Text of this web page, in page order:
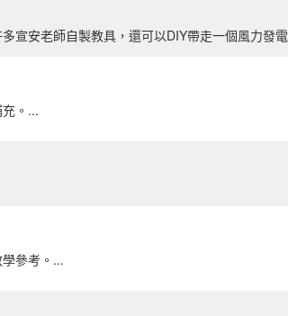
宣安老師自製教具，還可以DIY帶走一個風力發
。...
參考。...